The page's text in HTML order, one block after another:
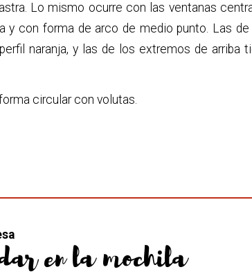
Lo mismo ocurre con las ventanas
y con forma de arco de medio punto. Las
naranja, y las de los extremos de arriba
circular con volutas.
en la mochila